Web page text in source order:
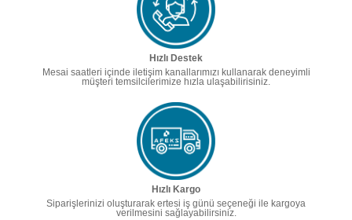
Hızlı Destek
Mesai saatleri içinde iletişim kanallarımızı kullanarak deneyimli
müşteri temsilcilerimize hızla ulaşabilirisiniz.
Hızlı Kargo
Siparişlerinizi oluşturarak ertesi iş günü seçeneği ile kargoya
verilmesini sağlayabilirsiniz.